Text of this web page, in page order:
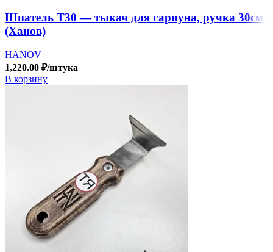
Шпатель Т30 — тыкач для гарпуна, ручка 30см.
(Ханов)
HANOV
1,220.00 ₽/штука
В корзину